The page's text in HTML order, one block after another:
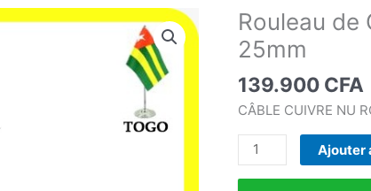
Rouleau de
25mm
139.900 CFA
CÂBLE CUIVRE NU
quantité
de
Rouleau
de
Corde
Cuivre
nue
Ajouter